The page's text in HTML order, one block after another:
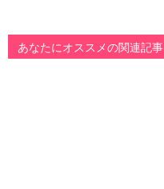
あなたにオススメの関連記事